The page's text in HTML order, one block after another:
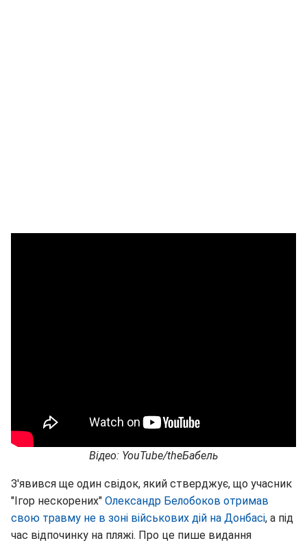
Відео: YouTube/theБабель
З'явився ще один свідок, який стверджує, що учасник
"Ігор нескорених" Олександр Белобоков отримав
свою травму не в зоні військових дій на Донбасі, а під
час відпочинку на пляжі. Про це пише видання